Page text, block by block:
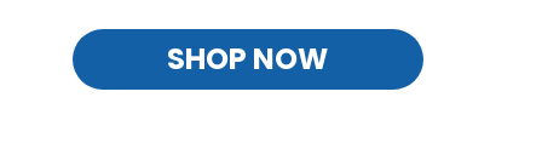
SHOP NOW